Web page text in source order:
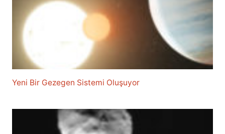
Yeni Bir Gezegen Sistemi Oluşuyor